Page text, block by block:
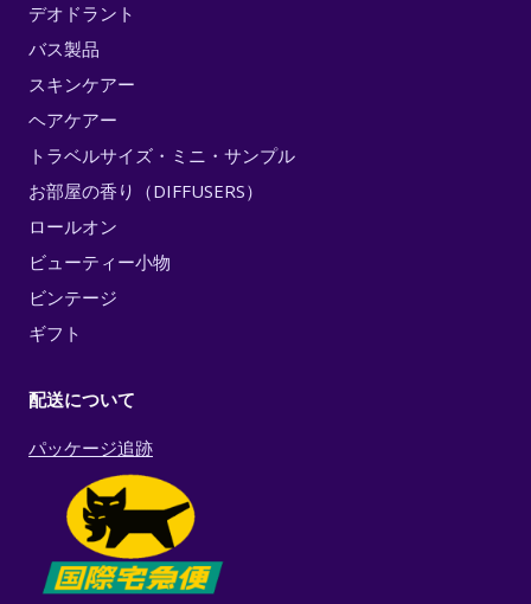
デオドラント
バス製品
スキンケアー
ヘアケアー
トラベルサイズ・ミニ・サンプル
お部屋の香り（DIFFUSERS）
ロールオン
ビューティー小物
ビンテージ
ギフト
配送について
パッケージ追跡